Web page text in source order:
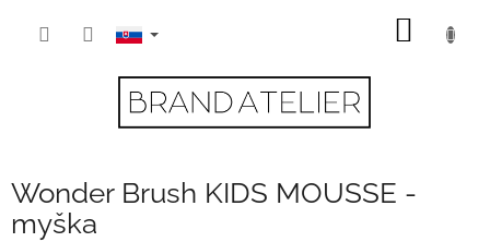
Wonder Brush KIDS MOUSSE -
myška